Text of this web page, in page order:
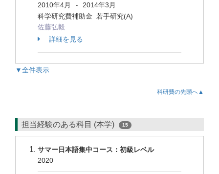
2010年4月
-
2014年3月
科学研究費補助金 若手研究(A)
佐藤弘毅
詳細を見る
▼全件表示
科研費の先頭へ▲
担当経験のある科目 (本学) 15
サマー日本語集中コース：初級レベル
2020